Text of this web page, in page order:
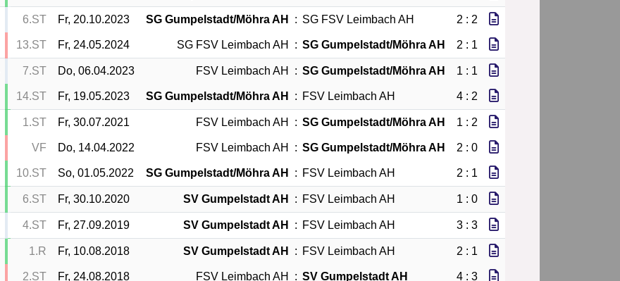
6.ST Fr, 20.10.2023 SG Gumpelstadt/Möhra AH : SG FSV Leimbach AH 2 : 2
13.ST Fr, 24.05.2024 SG FSV Leimbach AH : SG Gumpelstadt/Möhra AH 2 : 1
7.ST Do, 06.04.2023 FSV Leimbach AH : SG Gumpelstadt/Möhra AH 1 : 1
14.ST Fr, 19.05.2023 SG Gumpelstadt/Möhra AH : FSV Leimbach AH 4 : 2
1.ST Fr, 30.07.2021 FSV Leimbach AH : SG Gumpelstadt/Möhra AH 1 : 2
VF Do, 14.04.2022 FSV Leimbach AH : SG Gumpelstadt/Möhra AH 2 : 0
10.ST So, 01.05.2022 SG Gumpelstadt/Möhra AH : FSV Leimbach AH 2 : 1
6.ST Fr, 30.10.2020 SV Gumpelstadt AH : FSV Leimbach AH 1 : 0
4.ST Fr, 27.09.2019 SV Gumpelstadt AH : FSV Leimbach AH 3 : 3
1.R Fr, 10.08.2018 SV Gumpelstadt AH : FSV Leimbach AH 2 : 1
2.ST Fr, 24.08.2018 FSV Leimbach AH : SV Gumpelstadt AH 4 : 3